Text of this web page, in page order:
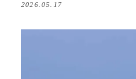
2026.05.17